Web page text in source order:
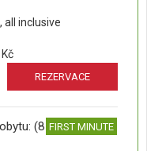
all inclusive
Kč
REZERVACE
(8 dní)
FIRST MINUTE